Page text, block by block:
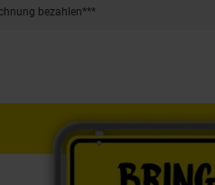
bezahlen***